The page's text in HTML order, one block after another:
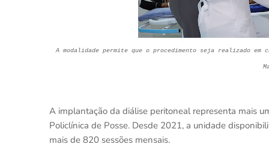
A modalidade permite que o procedimento seja realizado
A implantação da diálise peritoneal representa mais
Policlínica de Posse. Desde 2021, a unidade
mais de 820 sessões mensais.